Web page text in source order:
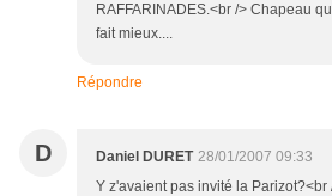
RAFFARINADES.<br /> Chapeau
fait mieux....
Répondre
D Daniel DURET 28/01/2007 09:33
Y z'avaient pas invité la